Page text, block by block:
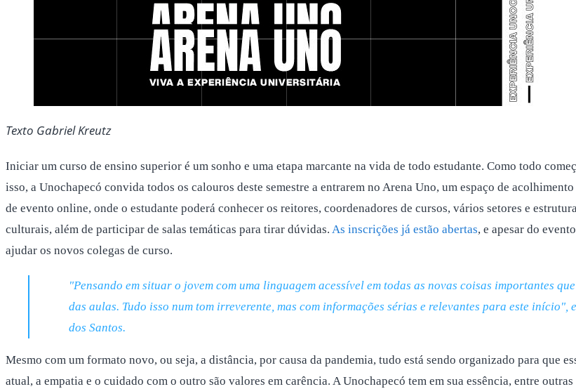
Texto Gabriel Kreutz
Iniciar um curso de ensino superior é um sonho e uma etapa marcante na vida de todo estudante. Como todo
isso, a Unochapecó convida todos os calouros deste semestre a entrarem no Arena Uno, um espaço de
de evento online, onde o estudante poderá conhecer os reitores, coordenadores de cursos, vários setores e
culturais, além de participar de salas temáticas para tirar dúvidas. As inscrições já estão abertas, e apesar do
ajudar os novos colegas de curso.
"Pensando em situar o jovem com uma linguagem acessível em todas as novas coisas importantes
das aulas. Tudo isso num tom irreverente, mas com informações sérias e relevantes para este
dos Santos.
Mesmo com um formato novo, ou seja, a distância, por causa da pandemia, tudo está sendo organizado para que
atual, a empatia e o cuidado com o outro são valores em carência. A Unochapecó tem em sua essência, entre